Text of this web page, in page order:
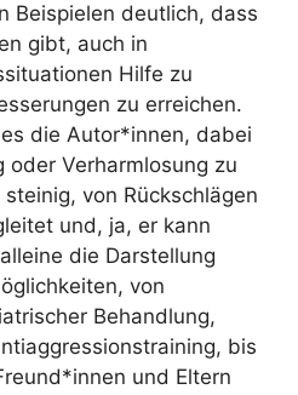
Beispielen deutlich, dass
gibt, auch in
Hilfe zu
zu erreichen.
die Autor*innen, dabei
oder Verharmlosung zu
von Rückschlägen
und, ja, er kann
die Darstellung
von
Behandlung,
bis
und Eltern